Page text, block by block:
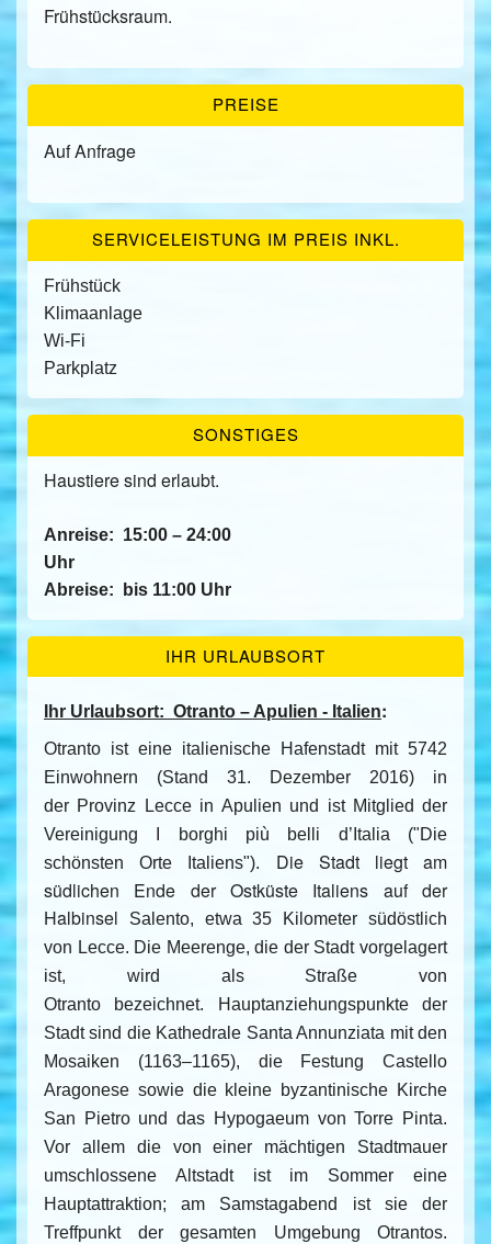
Frühstücksraum.
PREISE
Auf Anfrage
SERVICELEISTUNG IM PREIS INKL.
Frühstück
Klimaanlage
Wi-Fi
Parkplatz
SONSTIGES
Haustiere sind erlaubt.
Anreise: 15:00 – 24:00
Uhr
Abreise:
bis 11:00 Uhr
IHR URLAUBSORT
Ihr Urlaubsort: Otranto – Apulien - Italien:
Otranto ist eine italienische Hafenstadtmit 5742
Einwohnern (Stand 31. Dezember 2016) in
der Provinz Leccein Apulien und ist Mitglied der
Vereinigung
I borghi più belli d’Italia ("Die
schönsten Orte Italiens").
Die Stadt liegt am
südlichen Ende der Ostküste Italiens auf der
Halbinsel
Salento, etwa 35 Kilometer südöstlich
von Lecce. Die Meerenge, die der Stadt vorgelagert
ist, wird als Straße von
Otranto bezeichnet. Hauptanziehungspunkte der
Stadt sind die Kathedrale Santa Annunziata mit den
Mosaiken (1163–1165), die Festung Castello
Aragonese sowie die kleine byzantinische Kirche
San Pietro und das Hypogaeumvon Torre Pinta.
Vor allem die von einer mächtigen Stadtmauer
umschlossene Altstadt ist im Sommer eine
Hauptattraktion; am Samstagabend ist sie der
Treffpunkt der gesamten Umgebung Otrantos.